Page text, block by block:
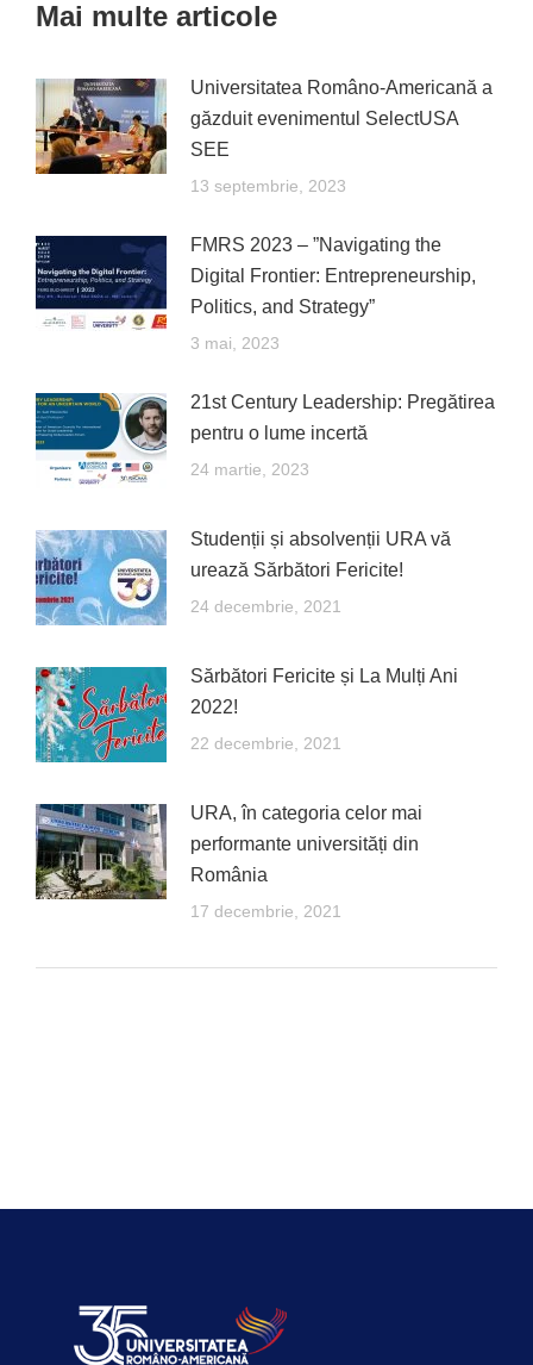
Mai multe articole
Universitatea Româno-Americană a
găzduit evenimentul SelectUSA
SEE
13 septembrie, 2023
FMRS 2023 – ”Navigating the
Digital Frontier: Entrepreneurship,
Politics, and Strategy”
3 mai, 2023
21st Century Leadership: Pregătirea
pentru o lume incertă
24 martie, 2023
Studenții și absolvenții URA vă
urează Sărbători Fericite!
24 decembrie, 2021
Sărbători Fericite și La Mulți Ani
2022!
22 decembrie, 2021
URA, în categoria celor mai
performante universități din
România
17 decembrie, 2021